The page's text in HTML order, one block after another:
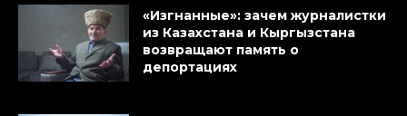
«Изгнанные»: зачем журналистки
из Казахстана и Кыргызстана
возвращают память о
депортациях